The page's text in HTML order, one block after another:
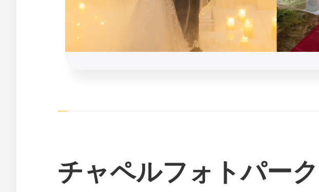
チャペルフォトパーク